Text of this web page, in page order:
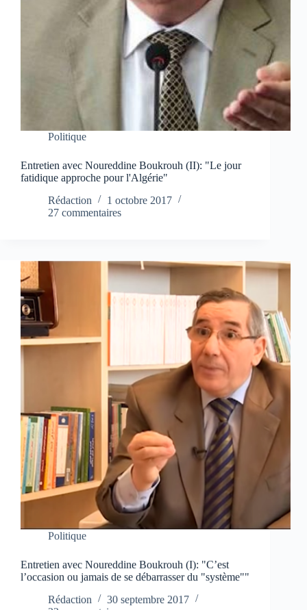
Politique
Entretien avec Noureddine Boukrouh (II): "Le jour
fatidique approche pour l'Algérie"
Rédaction
1 octobre 2017
27 commentaires
Politique
Entretien avec Noureddine Boukrouh (I): "C’est
l’occasion ou jamais de se débarrasser du "système""
Rédaction
30 septembre 2017